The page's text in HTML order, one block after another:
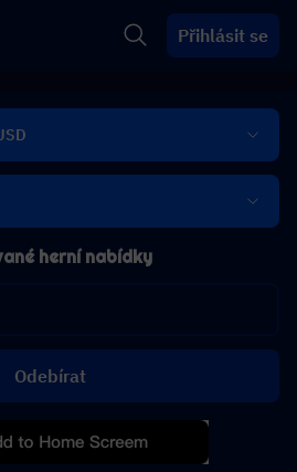
Přihlásit se
herní nabídky
Odebírat